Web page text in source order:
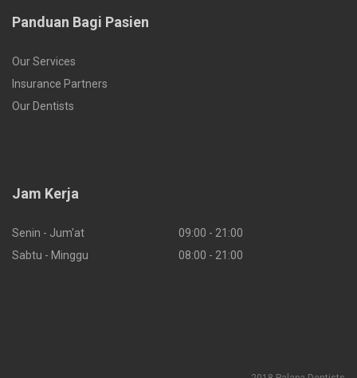
Panduan Bagi Pasien
Our Services
Insurance Partners
Our Dentists
Jam Kerja
Senin - Jum'at
09:00 - 21:00
Sabtu - Minggu
08:00 - 21:00